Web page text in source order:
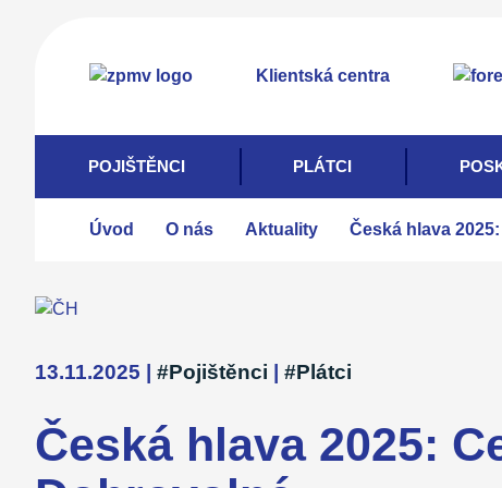
Klientská centra
POJIŠTĚNCI PLÁTCI
Úvod O nás Aktuality Česká hlava
13.11.2025 #Pojištěnci #Plátci
Česká hlava 2025: